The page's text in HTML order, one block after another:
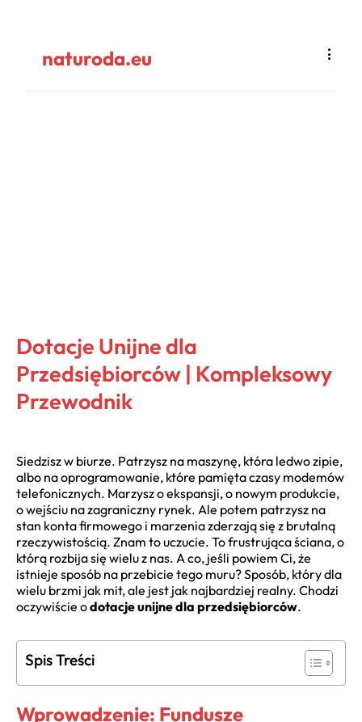
naturoda.eu
Dotacje Unijne dla
Przedsiębiorców | Kompleksowy
Przewodnik
Siedzisz w biurze. Patrzysz na maszynę, która ledwo zipie,
albo na oprogramowanie, które pamięta czasy modemów
telefonicznych. Marzysz o ekspansji, o nowym produkcie,
o wejściu na zagraniczny rynek. Ale potem patrzysz na
stan konta firmowego i marzenia zderzają się z brutalną
rzeczywistością. Znam to uczucie. To frustrująca ściana, o
którą rozbija się wielu z nas. A co, jeśli powiem Ci, że
istnieje sposób na przebicie tego muru? Sposób, który dla
wielu brzmi jak mit, ale jest jak najbardziej realny. Chodzi
oczywiście odotacje unijne dla przedsiębiorców.
Spis Treści
Wprowadzenie: Fundusze